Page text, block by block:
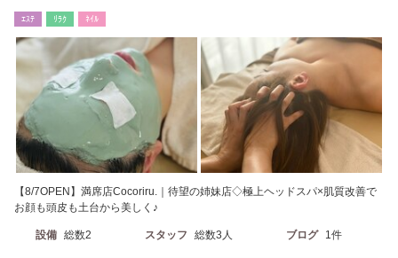
ｴｽﾃ ﾘﾗｸ ﾈｲﾙ
【8/7OPEN】満席店Cocoriru.｜待望の姉妹店◇極上ヘッドスパ×肌質改善で
お顔も頭皮も土台から美しく♪
設備 総数2 スタッフ 総数3人 ブログ 1件